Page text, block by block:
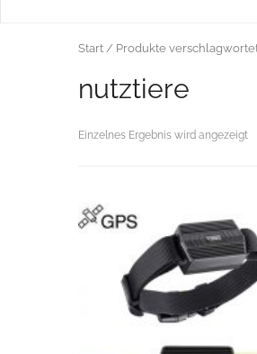
Start / Produkte verschlagwortet
nutztiere
Einzelnes Ergebnis wird angezeigt